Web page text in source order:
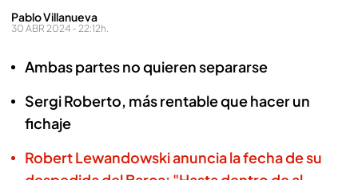
Pablo Villanueva
30 ABR 2024 - 22:12h.
Ambas partes no quieren separarse
Sergi Roberto, más rentable que hacer un
fichaje
Robert Lewandowski anuncia la fecha de su